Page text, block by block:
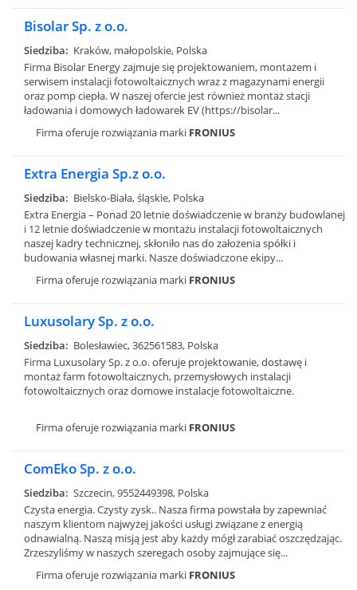
Bisolar Sp. z o.o.
Siedziba: Kraków, małopolskie, Polska
Firma Bisolar Energy zajmuje się projektowaniem, montażem i
serwisem instalacji fotowoltaicznych wraz z magazynami energii
oraz pomp ciepła. W naszej ofercie jest również montaż stacji
ładowania i domowych ładowarek EV (https://bisolar...
Firma oferuje rozwiązania marki FRONIUS
Extra Energia Sp.z o.o.
Siedziba: Bielsko-Biała, śląskie, Polska
Extra Energia – Ponad 20 letnie doświadczenie w branży budowlanej
i 12 letnie doświadczenie w montażu instalacji fotowoltaicznych
naszej kadry technicznej, skłoniło nas do założenia spółki i
budowania własnej marki. Nasze doświadczone ekipy...
Firma oferuje rozwiązania marki FRONIUS
Luxusolary Sp. z o.o.
Siedziba: Bolesławiec, 362561583, Polska
Firma Luxusolary Sp. z o.o. oferuje projektowanie, dostawę i
montaż farm fotowoltaicznych, przemysłowych instalacji
fotowoltaicznych oraz domowe instalacje fotowoltaiczne.
Firma oferuje rozwiązania marki FRONIUS
ComEko Sp. z o.o.
Siedziba: Szczecin, 9552449398, Polska
Czysta energia. Czysty zysk.. Nasza firma powstała by zapewniać
naszym klientom najwyżej jakości usługi związane z energią
odnawialną. Naszą misją jest aby każdy mógł zarabiać oszczędzając.
Zrzeszyliśmy w naszych szeregach osoby zajmujące się...
Firma oferuje rozwiązania marki FRONIUS